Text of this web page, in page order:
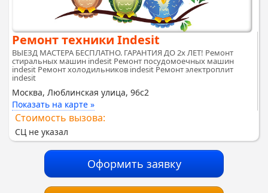
Ремонт техники Indesit
ВЫЕЗД МАСТЕРА БЕСПЛАТНО. ГАРАНТИЯ ДО 2х ЛЕТ! Ремонт
стиральных машин indesit Ремонт посудомоечных машин
indesit Ремонт холодильников indesit Ремонт электроплит
indesit
Москва, Люблинская улица, 96с2
Показать на карте »
Стоимость вызова:
СЦ не указал
Оформить заявку